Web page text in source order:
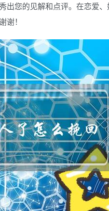
出您的见解和点评。在恋爱
！